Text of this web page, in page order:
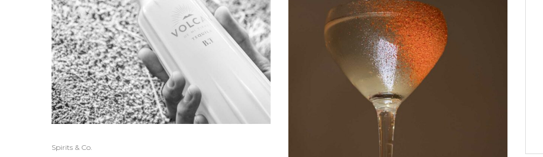
Spirits & Co.